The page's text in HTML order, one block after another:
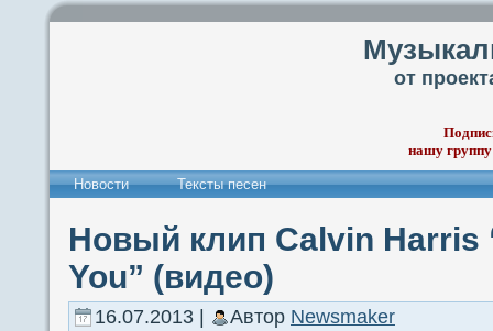
от
нашу
Новости Тексты песен
Новый клип Calvin Harris
You” (видео)
16.07.2013 | Автор Newsmaker